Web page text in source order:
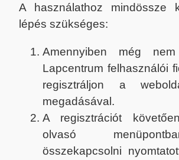
A használathoz mindössze
lépés szükséges:
Amennyiben még nem
Lapcentrum felhasználói
regisztráljon a
megadásával.
A regisztrációt
olvasó
összekapcsolni